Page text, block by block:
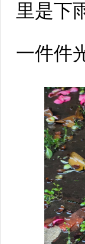
里是下
一件件